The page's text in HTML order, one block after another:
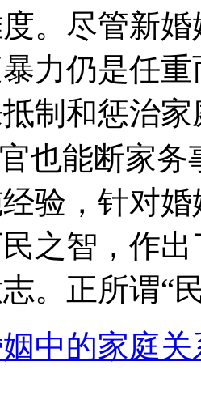
。尽管新
力仍是任
制和惩治
也能断家
验，针对
之智，作
。正所谓“
中的家庭关